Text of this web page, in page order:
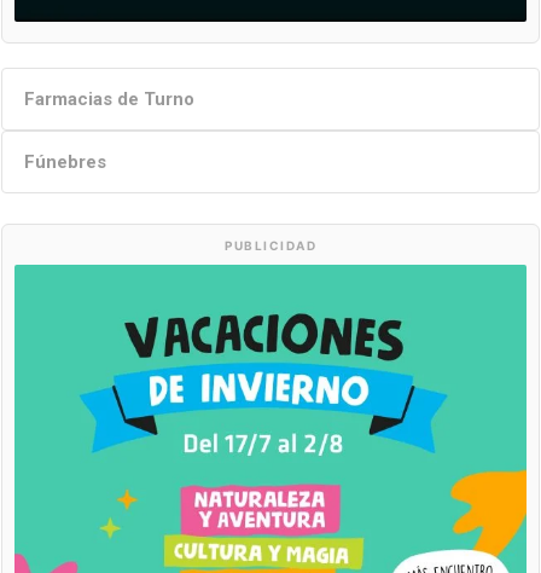
Farmacias de Turno
Fúnebres
PUBLICIDAD